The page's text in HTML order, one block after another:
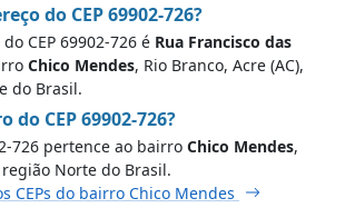
do CEP 69902-726?
CEP 69902-726 é Rua Francisco das
Chico Mendes, Rio Branco, Acre (AC),
do Brasil.
do CEP 69902-726?
726 pertence ao bairro Chico Mendes,
Norte do Brasil.
CEPs do bairro Chico Mendes